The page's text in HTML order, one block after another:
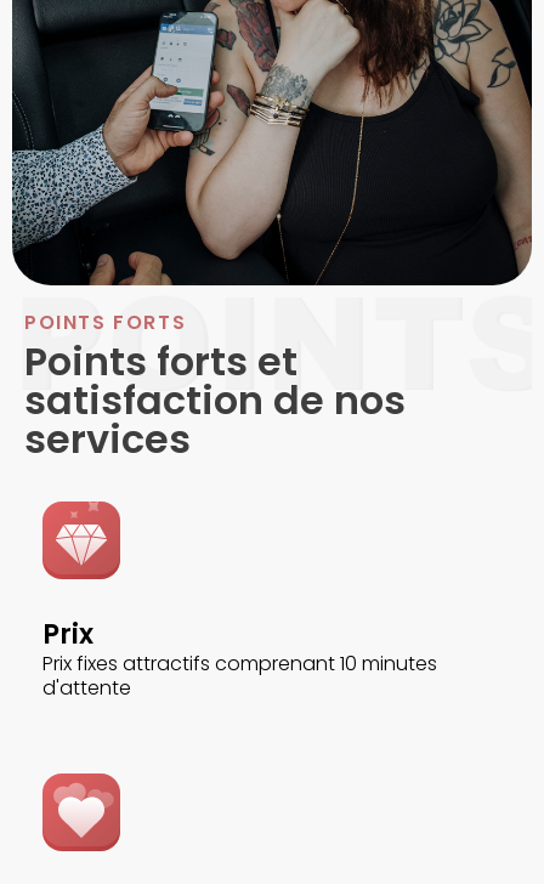
POINTS FORTS
Points forts et
satisfaction de nos
services
Prix
Prix fixes attractifs comprenant 10 minutes
d'attente